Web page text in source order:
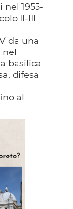
1955-
II-III
da una
nel
basilica
difesa
al